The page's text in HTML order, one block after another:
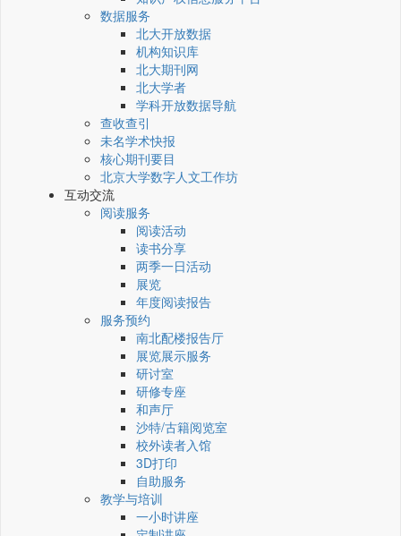
数据服务
北大开放数据
机构知识库
北大期刊网
北大学者
学科开放数据导航
查收查引
未名学术快报
核心期刊要目
北京大学数字人文工作坊
互动交流
阅读服务
阅读活动
读书分享
两季一日活动
展览
年度阅读报告
服务预约
南北配楼报告厅
展览展示服务
研讨室
研修专座
和声厅
沙特/古籍阅览室
校外读者入馆
3D打印
自助服务
教学与培训
一小时讲座